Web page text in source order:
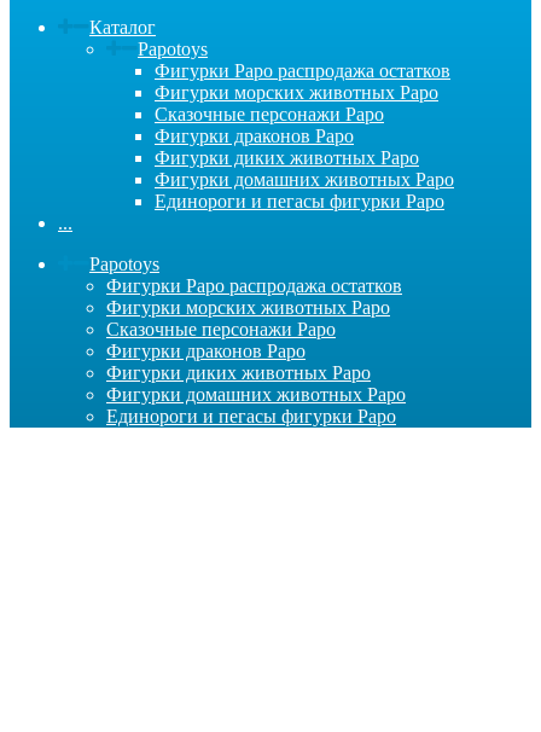
Каталог
Papotoys
Фигурки Papo распродажа остатков
Фигурки морских животных Papo
Сказочные персонажи Papo
Фигурки драконов Papo
Фигурки диких животных Papo
Фигурки домашних животных Papo
Единороги и пегасы фигурки Papo
...
Papotoys
Фигурки Papo распродажа остатков
Фигурки морских животных Papo
Сказочные персонажи Papo
Фигурки драконов Papo
Фигурки диких животных Papo
Фигурки домашних животных Papo
Единороги и пегасы фигурки Papo